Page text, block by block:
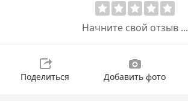
Начните свой отзыв ...
Поделиться Добавить фото